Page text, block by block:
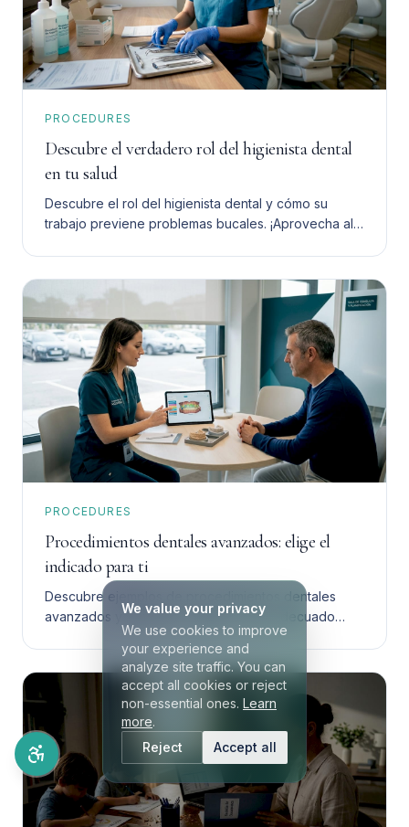
PROCEDURES
Descubre el verdadero rol del higienista dental
en tu salud
Descubre el rol del higienista dental y cómo su
trabajo previene problemas bucales. ¡Aprovecha al
PROCEDURES
Procedimientos dentales avanzados: elige el
indicado para ti
Descubre ejemplos de procedimientos dentales
avanzados y aprende a elegir el más adecuado
para ti. Toma una decisión informada y segura.
We value your privacy
We use cookies to improve
your experience and
analyze site traffic. You can
accept all cookies or reject
non-essential ones. Learn
more.
Reject
Accept all